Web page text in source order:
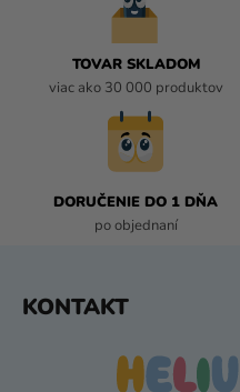
TOVAR SKLADOM
viac ako 30 000 produktov
DORUČENIE DO 1 DŇA
po objednaní
KONTAKT